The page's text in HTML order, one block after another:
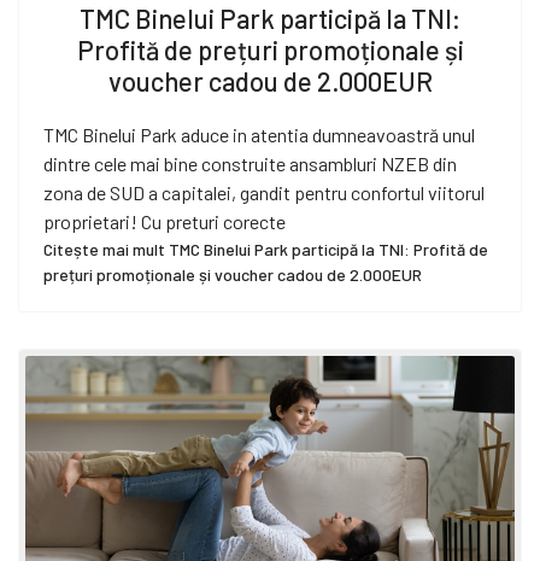
TMC Binelui Park participă la TNI:
Profită de prețuri promoționale și
voucher cadou de 2.000EUR
TMC Binelui Park aduce in atentia dumneavoastră unul
dintre cele mai bine construite ansambluri NZEB din
zona de SUD a capitalei, gandit pentru confortul viitorul
proprietari! Cu preturi corecte
Citește mai mult TMC Binelui Park participă la TNI: Profită de
prețuri promoționale și voucher cadou de 2.000EUR